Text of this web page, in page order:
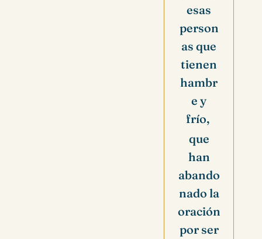
esas
person
as que
tienen
hambr
e y
frío,
que
han
abando
nado la
oración
por ser